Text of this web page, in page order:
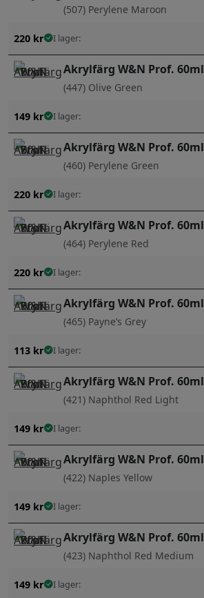
(507) Perylene Maroon
220 kr I lager:
Akrylfärg W&N Prof. 60ml
(447) Olive Green
149 kr I lager:
Akrylfärg W&N Prof. 60ml
(460) Perylene Green
220 kr I lager:
Akrylfärg W&N Prof. 60ml
(464) Perylene Red
220 kr I lager:
Akrylfärg W&N Prof. 60ml
(465) Payne’s Grey
113 kr I lager:
Akrylfärg W&N Prof. 60ml
(421) Naphthol Red Light
149 kr I lager:
Akrylfärg W&N Prof. 60ml
(422) Naples Yellow
149 kr I lager:
Akrylfärg W&N Prof. 60ml
(423) Naphthol Red Medium
149 kr I lager: